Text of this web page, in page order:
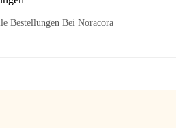
Bestellungen Bei Noracora